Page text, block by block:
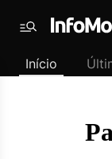
padrão
Últimas
Menu
Início